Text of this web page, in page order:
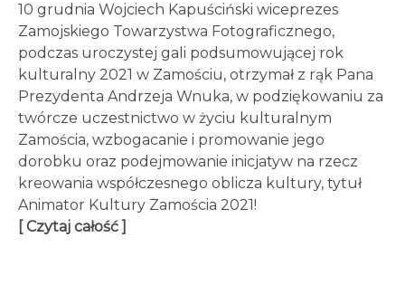
10 grudnia Wojciech Kapuściński wiceprezes
Zamojskiego Towarzystwa Fotograficznego,
podczas uroczystej gali podsumowującej rok
kulturalny 2021 w Zamościu, otrzymał z rąk Pana
Prezydenta Andrzeja Wnuka, w podziękowaniu za
twórcze uczestnictwo w życiu kulturalnym
Zamościa, wzbogacanie i promowanie jego
dorobku oraz podejmowanie inicjatyw na rzecz
kreowania współczesnego oblicza kultury, tytuł
Animator Kultury Zamościa 2021!
[ Czytaj całość ]